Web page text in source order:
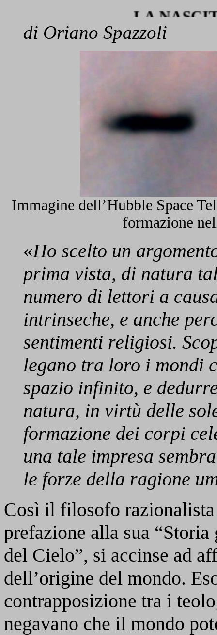
LA NASCITA
di Oriano Spazzoli
Immagine dell’Hubble Space
formazione
«Ho scelto un
prima vista, di natura
numero di lettori a
intrinseche, e anche
sentimenti religiosi.
legano tra loro i mondi
spazio infinito, e
natura, in virtù delle
formazione dei corpi
una tale impresa
le forze della ragione
Così il filosofo
prefazione alla sua
del Cielo”, si accinse ad
dell’origine del mondo.
contrapposizione tra i
negavano che il mondo